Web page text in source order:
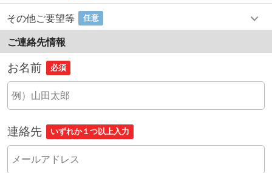
その他ご要望等 任意
ご連絡先情報
お名前 必須
連絡先 いずれか１つ以上入力